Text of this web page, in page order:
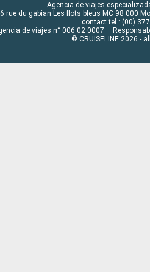
Agencia de viajes
rue du gabian Les flots bleus MC 98 000
contact tel : (00)
de viajes n° 006 02 0007 –
© CRUISELINE 2026 -